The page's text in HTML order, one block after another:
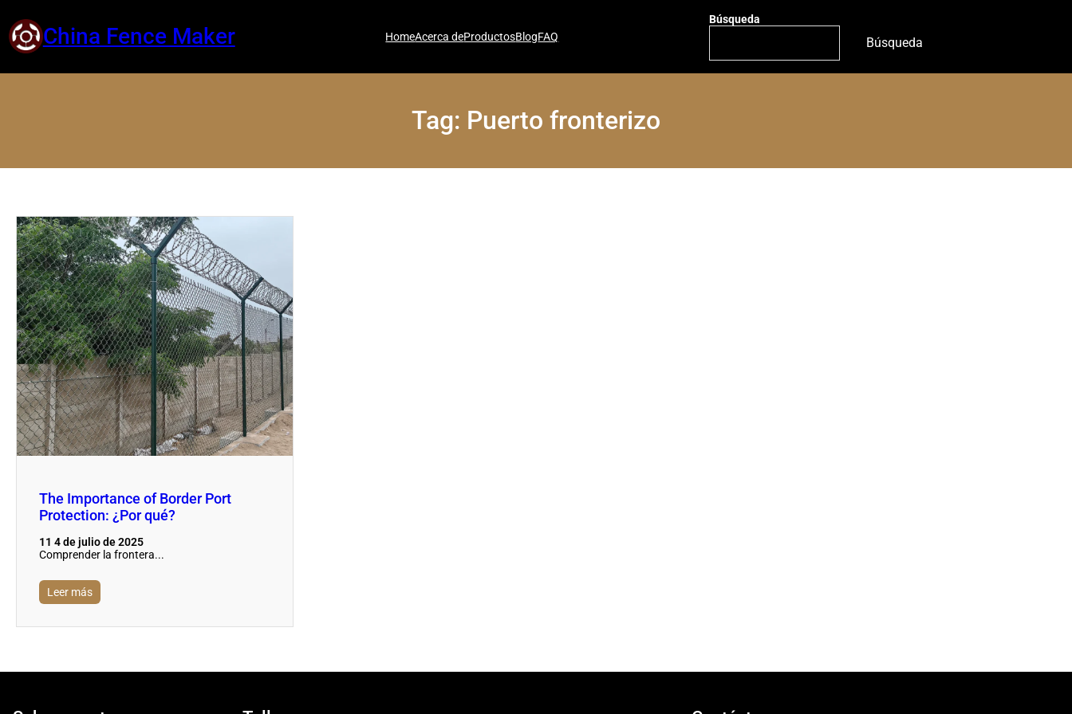
China Fence Maker HomeAcerca deProductosBlogFAQ
Búsqueda
Búsqueda
Tag: Puerto fronterizo
The Importance of Border Port
Protection: ¿Por qué?
11 4 de julio de 2025
Comprender la frontera...
Leer más